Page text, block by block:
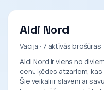
Aldi Nord
Vacija · 7 aktīvās brošūras
Aldi Nord ir viens no
cenu ķēdes atzariem,
Šie veikali ir slaveni ar